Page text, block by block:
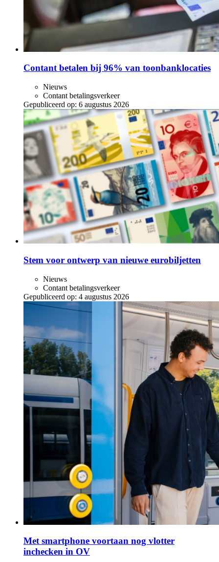
Contant betalen bij 96% van toonbanklocaties
Nieuws
Contant betalingsverkeer
Gepubliceerd op: 6 augustus 2026
Stem voor ontwerp van nieuwe eurobiljetten
Nieuws
Contant betalingsverkeer
Gepubliceerd op: 4 augustus 2026
Met smartphone voortaan nog vlotter
inchecken in OV